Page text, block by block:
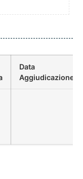
Data
Aggiudicazione